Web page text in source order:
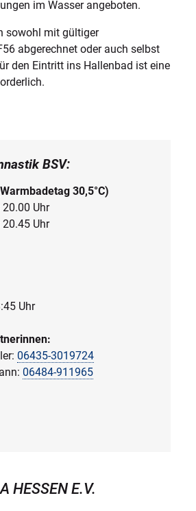
im Wasser angeboten.
sowohl mit gültiger
abgerechnet oder auch selbst
den Eintritt ins Hallenbad ist eine
BSV:
30,5°C)
Uhr
Uhr
Uhr
06435-3019724
06484-911965
HESSEN E.V.